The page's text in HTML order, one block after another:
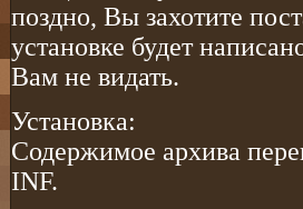
поздно, Вы захотите
установке будет
Вам не видать.
Установка:
Содержимое архива
INF.